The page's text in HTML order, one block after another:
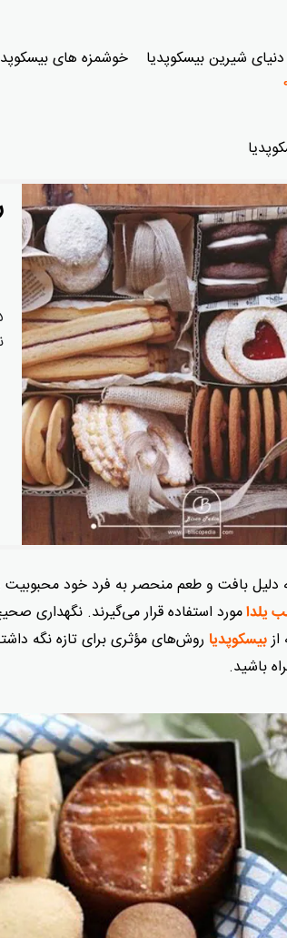
دنیای شیرین بیسکوپدیا خوشمزه های
بافت و طعم منحصر به فرد خود محبوبیت
یلدامورد استفاده قرار می‌گیرند. نگهداری
بیسکوپدیا روش‌های مؤثری برای تازه نگه
باشید.